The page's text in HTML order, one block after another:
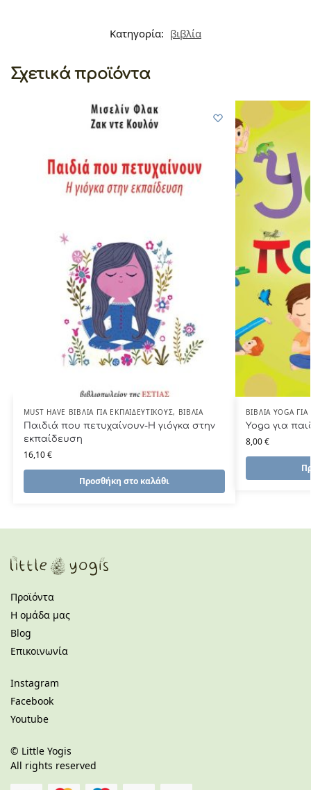
Κατηγορία: βιβλία
Σχετικά προϊόντα
MUST HAVE ΒΙΒΛΊΑ ΓΙΑ ΕΚΠΑΙΔΕΥΤΙΚΟΎΣ, ΒΙΒΛΊΑ
Παιδιά που πετυχαίνουν-Η γιόγκα στην
εκπαίδευση
16,10€
Προσθήκη στο καλάθι
ΒΙΒΛΊΑ YOGA ΓΙΑ
Yοga για
8,00€
Προϊόντα
Η ομάδα μας
Blog
Επικοινωνία
Instagram
Facebook
Youtube
© Little Yogis
All rights reserved